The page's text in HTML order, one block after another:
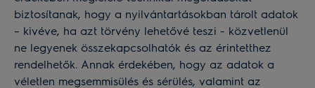
biztosítanak, hogy a nyilvántartásokban tárolt adatok
– kivéve, ha azt törvény lehetővé teszi - közvetlenül
ne legyenek összekapcsolhatók és az érintetthez
rendelhetők. Annak érdekében, hogy az adatok a
véletlen megsemmisülés és sérülés, valamint az